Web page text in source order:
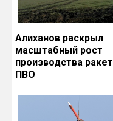
Алиханов раскрыл
масштабный рост
производства ракет
ПВО